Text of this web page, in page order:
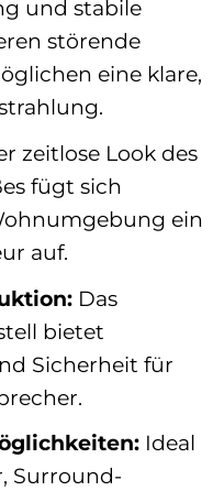
und stabile
störende
eine klare,
zeitlose Look des
fügt sich
ein
auf.
Das
bietet
Sicherheit für
Ideal
Surround-